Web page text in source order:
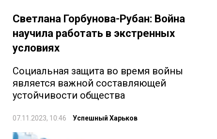
Светлана Горбунова-Рубан: Война
научила работать в экстренных
условиях
Социальная защита во время войны
является важной составляющей
устойчивости общества
07.11.2023, 10:46 Успешный Харьков